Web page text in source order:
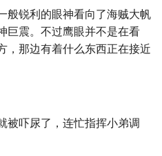
般锐利的眼神看向了海贼大帆
巨震。不过鹰眼并不是在看
，那边有着什么东西正在接近
被吓尿了，连忙指挥小弟调